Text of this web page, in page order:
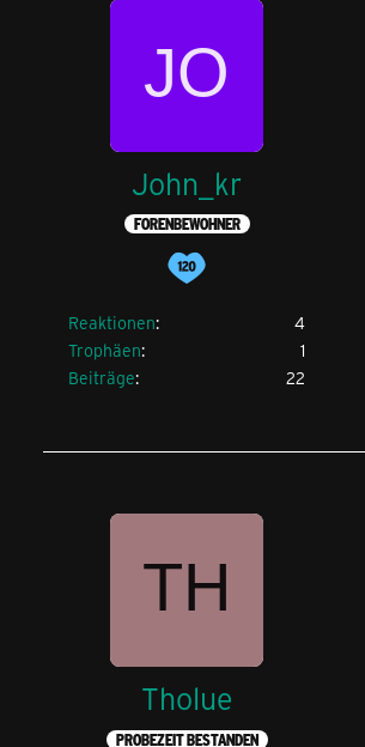
John_kr
FORENBEWOHNER
Reaktionen
4
Trophäen
1
Beiträge
22
Tholue
PROBEZEIT BESTANDEN